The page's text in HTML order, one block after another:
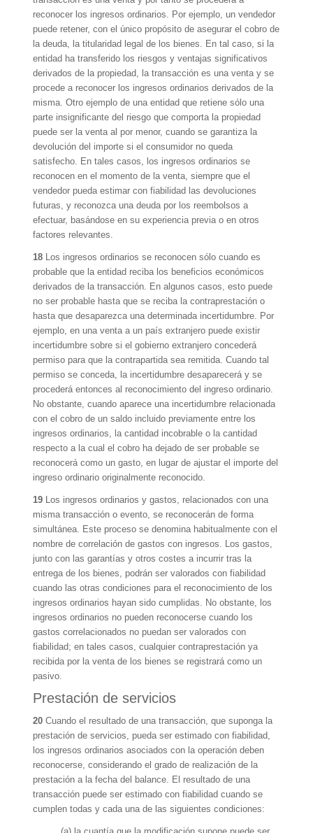
reconocer los ingresos ordinarios. Por ejemplo, un vendedor
puede retener, con el único propósito de asegurar el cobro de
la deuda, la titularidad legal de los bienes. En tal caso, si la
entidad ha transferido los riesgos y ventajas significativos
derivados de la propiedad, la transacción es una venta y se
procede a reconocer los ingresos ordinarios derivados de la
misma. Otro ejemplo de una entidad que retiene sólo una
parte insignificante del riesgo que comporta la propiedad
puede ser la venta al por menor, cuando se garantiza la
devolución del importe si el consumidor no queda
satisfecho. En tales casos, los ingresos ordinarios se
reconocen en el momento de la venta, siempre que el
vendedor pueda estimar con fiabilidad las devoluciones
futuras, y reconozca una deuda por los reembolsos a
efectuar, basándose en su experiencia previa o en otros
factores relevantes.
18 Los ingresos ordinarios se reconocen sólo cuando es
probable que la entidad reciba los beneficios económicos
derivados de la transacción. En algunos casos, esto puede
no ser probable hasta que se reciba la contraprestación o
hasta que desaparezca una determinada incertidumbre. Por
ejemplo, en una venta a un país extranjero puede existir
incertidumbre sobre si el gobierno extranjero concederá
permiso para que la contrapartida sea remitida. Cuando tal
permiso se conceda, la incertidumbre desaparecerá y se
procederá entonces al reconocimiento del ingreso ordinario.
No obstante, cuando aparece una incertidumbre relacionada
con el cobro de un saldo incluido previamente entre los
ingresos ordinarios, la cantidad incobrable o la cantidad
respecto a la cual el cobro ha dejado de ser probable se
reconocerá como un gasto, en lugar de ajustar el importe del
ingreso ordinario originalmente reconocido.
19 Los ingresos ordinarios y gastos, relacionados con una
misma transacción o evento, se reconocerán de forma
simultánea. Este proceso se denomina habitualmente con el
nombre de correlación de gastos con ingresos. Los gastos,
junto con las garantías y otros costes a incurrir tras la
entrega de los bienes, podrán ser valorados con fiabilidad
cuando las otras condiciones para el reconocimiento de los
ingresos ordinarios hayan sido cumplidas. No obstante, los
ingresos ordinarios no pueden reconocerse cuando los
gastos correlacionados no puedan ser valorados con
fiabilidad; en tales casos, cualquier contraprestación ya
recibida por la venta de los bienes se registrará como un
pasivo.
Prestación de servicios
20 Cuando el resultado de una transacción, que suponga la
prestación de servicios, pueda ser estimado con fiabilidad,
los ingresos ordinarios asociados con la operación deben
reconocerse, considerando el grado de realización de la
prestación a la fecha del balance. El resultado de una
transacción puede ser estimado con fiabilidad cuando se
cumplen todas y cada una de las siguientes condiciones: